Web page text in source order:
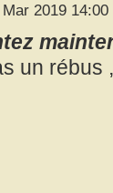
2019 14:00
un rébus